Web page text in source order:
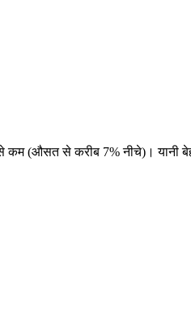
(औसत से करीब 7% नीचे)। यानी